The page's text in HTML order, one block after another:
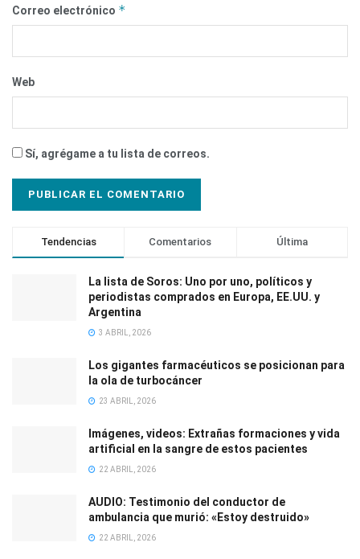
Correo electrónico *
Web
Sí, agrégame a tu lista de correos.
Tendencias Comentarios Última
La lista de Soros: Uno por uno, políticos y
periodistas comprados en Europa, EE.UU. y
Argentina
3 ABRIL, 2026
Los gigantes farmacéuticos se posicionan para
la ola de turbocáncer
23 ABRIL, 2026
Imágenes, videos: Extrañas formaciones y vida
artificial en la sangre de estos pacientes
22 ABRIL, 2026
AUDIO: Testimonio del conductor de
ambulancia que murió: «Estoy destruido»
22 ABRIL, 2026